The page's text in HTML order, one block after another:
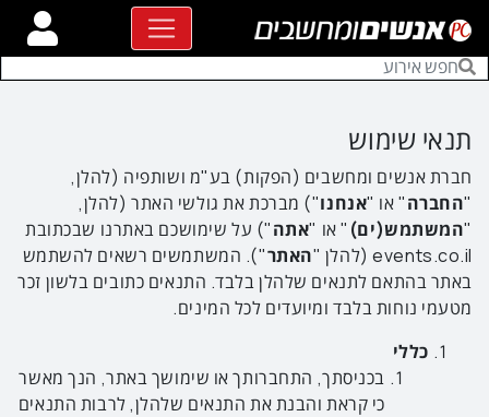
תנאי שימוש
חברת אנשים ומחשבים (הפקות) בע"מ ושותפיה (להלן,
"החברה" או "אנחנו") מברכת את גולשי האתר (להלן,
"המשתמש(ים) " או "אתה") על שימושכם באתרנו שבכתובת
events.co.il (להלן "
האתר"). המשתמשים רשאים להשתמש
באתר בהתאם לתנאים שלהלן בלבד. התנאים כתובים בלשון זכר
מטעמי נוחות בלבד ומיועדים לכל המינים.
כללי
בכניסתך, התחברותך או שימושך באתר, הנך מאשר
כי קראת והבנת את התנאים שלהלן, לרבות התנאים